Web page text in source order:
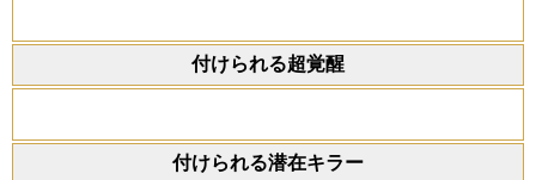
付けられる超覚醒
付けられる潜在キラー